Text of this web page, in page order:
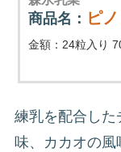
商品名： ピ
金額：24粒入り
練乳を配合した
味、カカオの